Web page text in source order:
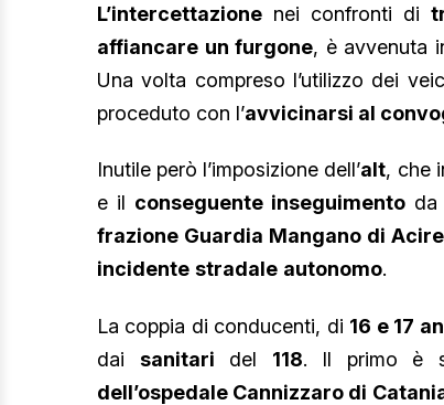
L’intercettazione nei confronti di
affiancare un furgone, è avvenuta
Una volta compreso l’utilizzo dei
proceduto con l’avvicinarsi al
Inutile però l’imposizione dell’alt, che
e il conseguente inseguimentoda
frazione Guardia Mangano di
incidente stradale autonomo.
La coppia di conducenti, di 16 e 17
dai sanitari del 118. Il primo è
dell’ospedale Cannizzaro di